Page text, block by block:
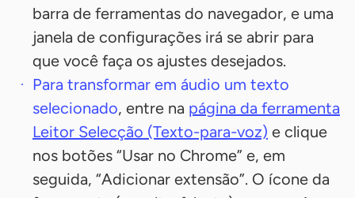
barra de ferramentas do navegador, e uma
janela de configurações irá se abrir para
que você faça os ajustes desejados.
Para transformar em áudio um texto
selecionado, entre na página da ferramenta
Leitor Selecção (Texto-para-voz) e clique
nos botões “Usar no Chrome” e, em
seguida, “Adicionar extensão”. O ícone da